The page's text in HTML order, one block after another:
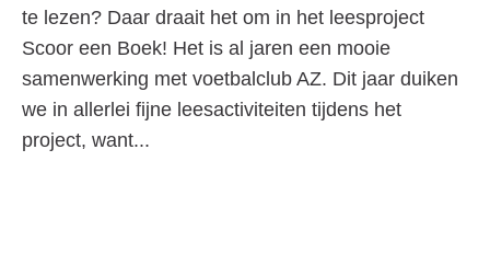
te lezen? Daar draait het om in het leesproject
Scoor een Boek! Het is al jaren een mooie
samenwerking met voetbalclub AZ. Dit jaar duiken
we in allerlei fijne leesactiviteiten tijdens het
project, want...